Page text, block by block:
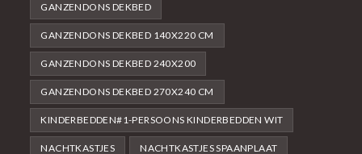
GANZENDONS DEKBED
GANZENDONS DEKBED 140X220 CM
GANZENDONS DEKBED 240X200
GANZENDONS DEKBED 270X240 CM
KINDERBEDDEN#1-PERSOONS KINDERBEDDEN WIT
NACHTKASTJES NACHTKASTJES SPAANPLAAT